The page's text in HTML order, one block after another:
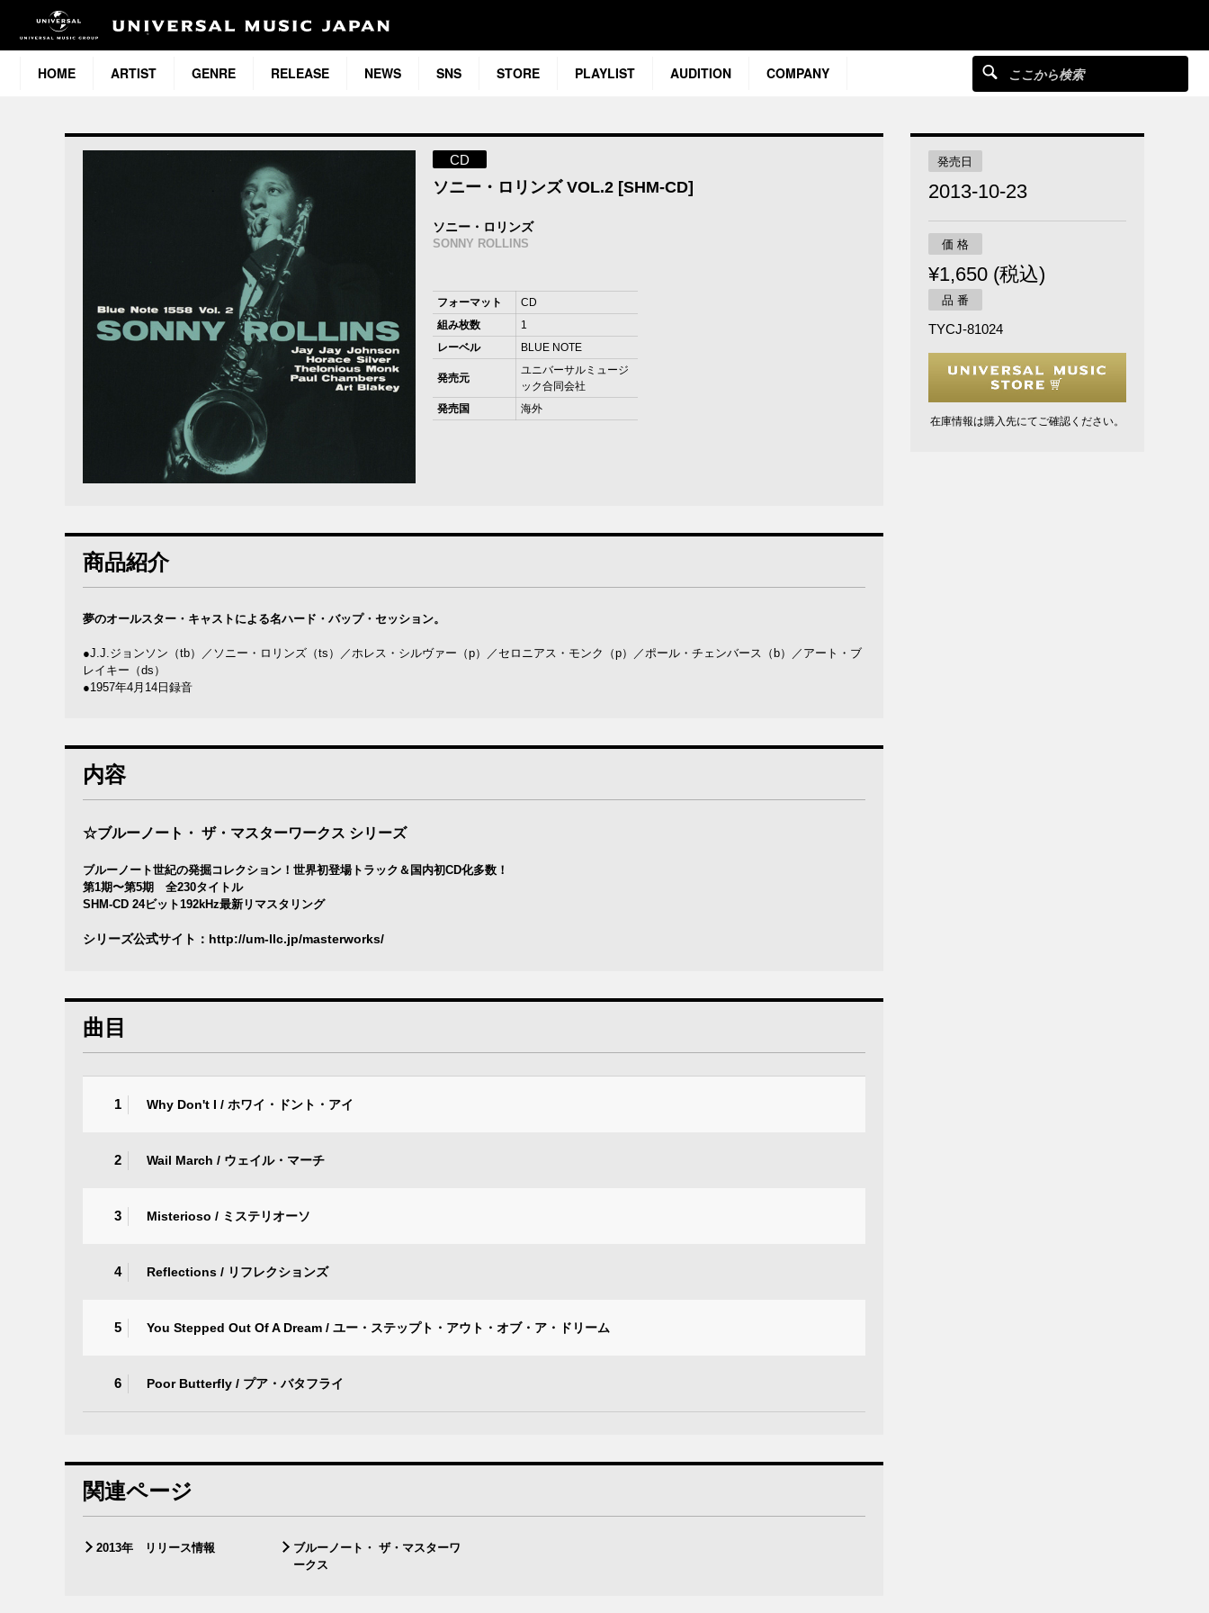
HOME ARTIST GENRE RELEASE NEWS SNS STORE PLAYLIST AUDITION COMPANY
CD
ソニー・ロリンズ VOL.2 [SHM-CD]
ソニー・ロリンズ
SONNY ROLLINS
フォーマット
CD
組み枚数
1
レーベル
BLUE NOTE
発売元
ユニバーサルミュージ
ック合同会社
発売国
海外
商品紹介
夢のオールスター・キャストによる名ハード・バップ・セッション。
●J.J.ジョンソン（tb）／ソニー・ロリンズ（ts）／ホレス・シルヴァー（p）／セロニアス・モンク（p）／ポール・チェンバース（b）／アート・ブ
レイキー（ds）
●1957年4月14日録音
内容
☆ブルーノート・ ザ・マスターワークス シリーズ
ブルーノート世紀の発掘コレクション！世界初登場トラック＆国内初CD化多数！
第1期〜第5期 全230タイトル
SHM-CD 24ビット192kHz最新リマスタリング
シリーズ公式サイト： http://um-llc.jp/masterworks/
曲目
1 Why Don't I / ホワイ・ドント・アイ
2 Wail March / ウェイル・マーチ
3 Misterioso / ミステリオーソ
4 Reflections / リフレクションズ
5 You Stepped Out Of A Dream / ユー・ステップト・アウト・オブ・ア・ドリーム
6 Poor Butterfly / プア・バタフライ
関連ページ
2013年 リリース情報
ブルーノート・ ザ・マスターワ
ークス
発売日
2013-10-23
価 格
¥1,650 (税込)
品 番
TYCJ-81024
在庫情報は購入先にてご確認ください。